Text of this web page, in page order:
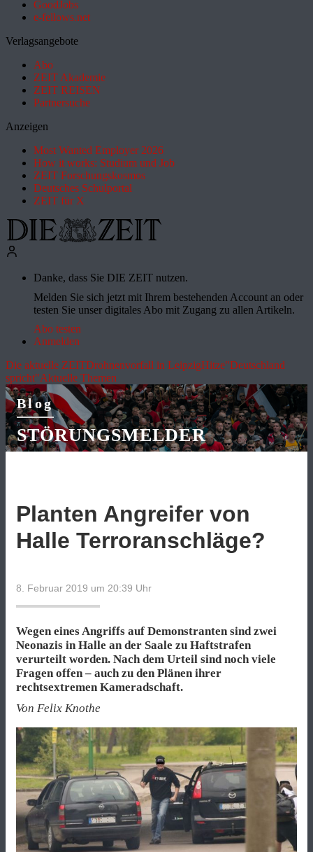
GoodJobs
e-fellows.net
Verlagsangebote
Abo
ZEIT Akademie
ZEIT REISEN
Partnersuche
Anzeigen
Most Wanted Employer 2026
How it works: Studium und Job
ZEIT Forschungskosmos
Deutsches Schulportal
ZEIT für X
Danke, dass Sie DIE ZEIT nutzen.
Melden Sie sich jetzt mit Ihrem bestehenden Account an oder
testen Sie unser digitales Abo mit Zugang zu allen Artikeln.
Abo testen
Anmelden
Die aktuelle ZEITDrohnenvorfall in LeipzigHitze"Deutschland
spricht"Aktuelle Themen
Blog
STÖRUNGSMELDER
Planten Angreifer von
Halle Terroranschläge?
8. Februar 2019 um 20:39 Uhr
Wegen eines Angriffs auf Demonstranten sind zwei
Neonazis in Halle an der Saale zu Haftstrafen
verurteilt worden. Nach dem Urteil sind noch viele
Fragen offen – auch zu den Plänen ihrer
rechtsextremen Kameradschaft.
Von Felix Knothe